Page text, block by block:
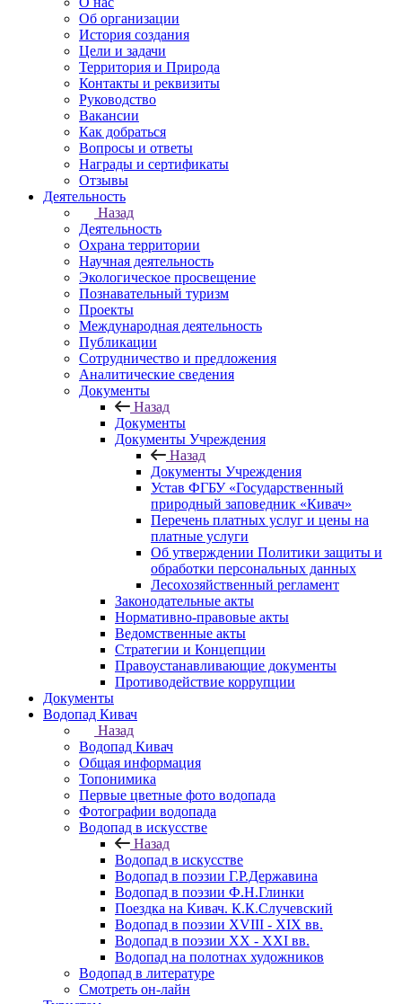
Об организации
История создания
Цели и задачи
Территория и Природа
Контакты и реквизиты
Руководство
Вакансии
Как добраться
Вопросы и ответы
Награды и сертификаты
Отзывы
Деятельность
Назад
Деятельность
Охрана территории
Научная деятельность
Экологическое просвещение
Познавательный туризм
Проекты
Международная деятельность
Публикации
Сотрудничество и предложения
Аналитические сведения
Документы
Назад
Документы
Документы Учреждения
Назад
Документы Учреждения
Устав ФГБУ «Государственный
природный заповедник «Кивач»
Перечень платных услуг и цены на
платные услуги
Об утверждении Политики защиты и
обработки персональных данных
Лесохозяйственный регламент
Законодательные акты
Нормативно-правовые акты
Ведомственные акты
Стратегии и Концепции
Правоустанавливающие документы
Противодействие коррупции
Документы
Водопад Кивач
Назад
Водопад Кивач
Общая информация
Топонимика
Первые цветные фото водопада
Фотографии водопада
Водопад в искусстве
Назад
Водопад в искусстве
Водопад в поэзии Г.Р.Державина
Водопад в поэзии Ф.Н.Глинки
Поездка на Кивач. К.К.Случевский
Водопад в поэзии XVIII - XIX вв.
Водопад в поэзии XX - XXI вв.
Водопад на полотнах художников
Водопад в литературе
Смотреть он-лайн